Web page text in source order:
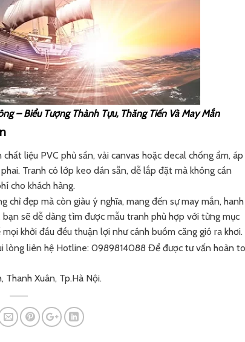
– Biểu Tượng Thành Tựu, Thăng Tiến Và May Mắn
liệu PVC phủ sần, vải canvas hoặc decal chống ẩm, áp
Tranh có lớp keo dán sẵn, dễ lắp đặt mà không cần
cho khách hàng.
chỉ đẹp mà còn giàu ý nghĩa, mang đến sự may mắn, hanh
bạn sẽ dễ dàng tìm được mẫu tranh phù hợp với từng mục
khởi đầu đều thuận lợi như cánh buồm căng gió ra khơi.
lòng liên hệ Hotline: 0989814088 Để được tư vấn hoàn
Thanh Xuân, Tp.Hà Nội.